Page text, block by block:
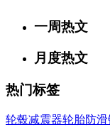
一周热文
月度热文
热门标签
轮毂减震器轮胎防滑